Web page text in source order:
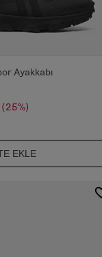
Ayakkabı
(25%)
EKLE